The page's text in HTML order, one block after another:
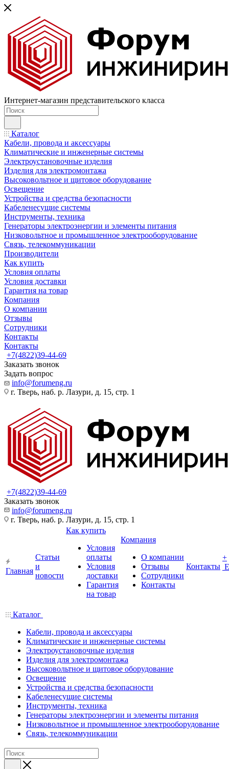
Интернет-магазин представительского класса
Каталог
Кабели, провода и аксессуары
Климатические и инженерные системы
Электроустановочные изделия
Изделия для электромонтажа
Высоковольтное и щитовое оборудование
Освещение
Устройства и средства безопасности
Кабеленесущие системы
Инструменты, техника
Генераторы электроэнергии и элементы питания
Низковольтное и промышленное электрооборудование
Связь, телекоммуникации
Производители
Как купить
Условия оплаты
Условия доставки
Гарантия на товар
Компания
О компании
Отзывы
Сотрудники
Контакты
Контакты
+7(4822)39-44-69
Заказать звонок
Задать вопрос
info@forumeng.ru
г. Тверь, наб. р. Лазури, д. 15, стр. 1
+7(4822)39-44-69
Заказать звонок
info@forumeng.ru
г. Тверь, наб. р. Лазури, д. 15, стр. 1
Главная
Статьи
и
новости
Как купить
Условия
оплаты
Условия
доставки
Гарантия
на товар
Компания
О компании
Отзывы
Сотрудники
Контакты
Контакты
+
Каталог
Кабели, провода и аксессуары
Климатические и инженерные системы
Электроустановочные изделия
Изделия для электромонтажа
Высоковольтное и щитовое оборудование
Освещение
Устройства и средства безопасности
Кабеленесущие системы
Инструменты, техника
Генераторы электроэнергии и элементы питания
Низковольтное и промышленное электрооборудование
Связь, телекоммуникации